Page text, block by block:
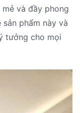
và đầy phong
phẩm này và
tưởng cho mọi